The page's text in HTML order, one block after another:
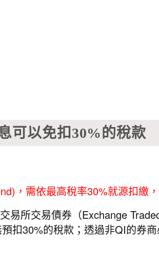
可以免扣30%的稅款
，需依最高稅率30%就源扣繳
易所交易債券（Exchange
扣30%的稅款；透過非QI的券